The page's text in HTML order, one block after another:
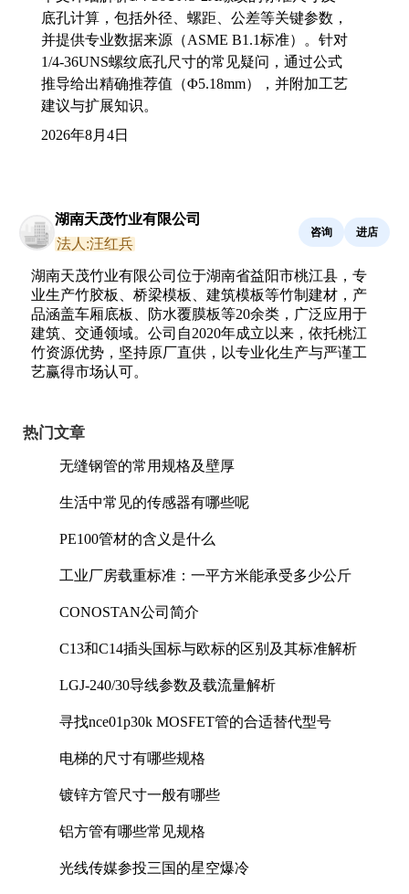
底孔计算，包括外径、螺距、公差等关键参数，
并提供专业数据来源（ASME B1.1标准）。针对
1/4-36UNS螺纹底孔尺寸的常见疑问，通过公式
推导给出精确推荐值（Φ5.18mm），并附加工艺
建议与扩展知识。
2026年8月4日
湖南天茂竹业有限公司
法人:汪红兵
咨询 进店
湖南天茂竹业有限公司位于湖南省益阳市桃江县，专
业生产竹胶板、桥梁模板、建筑模板等竹制建材，产
品涵盖车厢底板、防水覆膜板等20余类，广泛应用于
建筑、交通领域。公司自2020年成立以来，依托桃江
竹资源优势，坚持原厂直供，以专业化生产与严谨工
艺赢得市场认可。
热门文章
无缝钢管的常用规格及壁厚
生活中常见的传感器有哪些呢
PE100管材的含义是什么
工业厂房载重标准：一平方米能承受多少公斤
CONOSTAN公司简介
C13和C14插头国标与欧标的区别及其标准解析
LGJ-240/30导线参数及载流量解析
寻找nce01p30k MOSFET管的合适替代型号
电梯的尺寸有哪些规格
镀锌方管尺寸一般有哪些
铝方管有哪些常见规格
光线传媒参投三国的星空爆冷